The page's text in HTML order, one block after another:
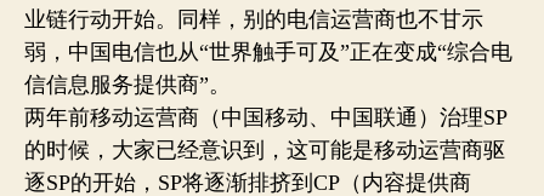
业链行动开始。同样，别的电信运营商也不甘示
弱，中国电信也从“世界触手可及”正在变成“综合电
信信息服务提供商”。
两年前移动运营商（中国移动、中国联通）治理SP
的时候，大家已经意识到，这可能是移动运营商驱
逐SP的开始，SP将逐渐排挤到CP（内容提供商